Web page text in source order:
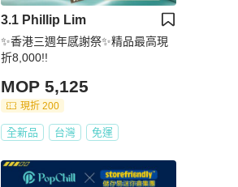
3.1 Phillip Lim
✨香港三週年感謝祭✨精品最高現
折8,000!!
MOP 5,125
現折 200
全新品 台灣 免運